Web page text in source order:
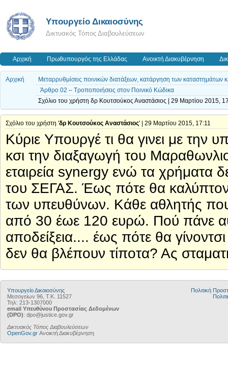
Υπουργείο Δικαιοσύνης
Δικτυακός Τόπος Διαβουλεύσεων
Αρχική Πρωθυπουργός της Ελλάδας Ανοικτή Διακυβέρνηση
Αρχική
Μεταρρυθμίσεις ποινικών διατάξεων, κατάργηση των καταστημάτων
Άρθρο 02 – Τροποποιήσεις στον Ποινικό Κώδικα
Σχόλιο του χρήστη δρ Κουτσούκος Αναστάσιος | 29 Μαρτίου 2015,
Σχόλιο του χρήστη 'δρ Κουτσούκος Αναστάσιος' | 29 Μαρτίου 2015, 17:11
Κύριε Υπουργέ τι θα γινει με την
κσι την διαξαγωγή του
εταιρεία synergy ενώ τα χρήματα
του ΣΕΓΑΣ. Έως πότε θα
των υπευθύνων. Κάθε αθλητής
από 30 έωε 120 ευρώ. Πού πάνε
αποδείξεια.... έως πότε θα γίνοντσι
δεν θα βλέπουν τίποτα? Ας
Υπουργείο Δικαιοσύνης
Μεσογείων 96, Τ.Κ. 11527
Τηλ: 213-1307000
email Υπευθύνου Προστασίας Δεδομένων
(DPO): dpo@justice.gov.gr
Δικτυακός Τόπος Διαβουλεύσεων
OpenGov.gr Ανοικτή Διακυβέρνηση
Πολιτική